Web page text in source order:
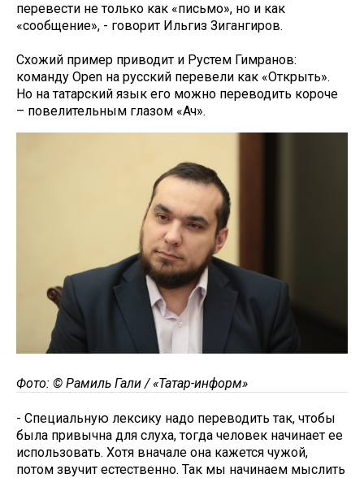
перевести не только как «письмо», но и как
«сообщение», - говорит Ильгиз Зигангиров.
Схожий пример приводит и Рустем Гимранов:
команду Оpen на русский перевели как «Открыть».
Но на татарский язык его можно переводить короче
– повелительным глазом «Ач».
Фото: © Рамиль Гали / «Татар-информ»
- Специальную лексику надо переводить так, чтобы
была привычна для слуха, тогда человек начинает ее
использовать. Хотя вначале она кажется чужой,
потом звучит естественно. Так мы начинаем мыслить